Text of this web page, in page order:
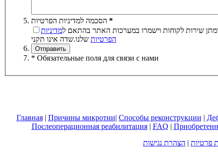
הסכמה למדיניות הפרטיות *
שירות לקוחות וישמרו במערכות האתר בהתאם למדיניות
הפרטיות שלנו.שדה אינו תקני
* Обязательные поля для связи с нами
Главная| Причины микротии| Способы реконструкции |
Послеоперационная реабилитация| FAQ |
פרטיות | הצהרת נגישות